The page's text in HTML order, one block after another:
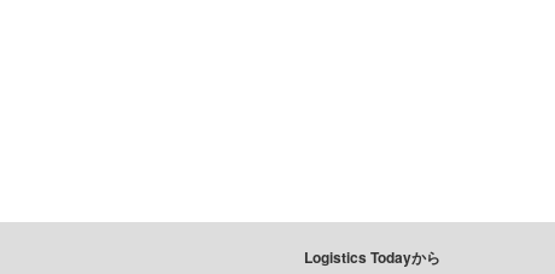
Logistics Todayから